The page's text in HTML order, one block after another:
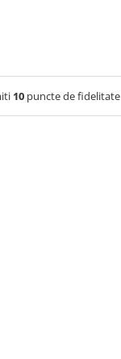
10 puncte de fidelitate